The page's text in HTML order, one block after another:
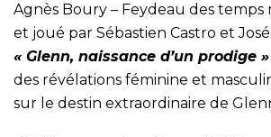
Agnès Boury – Feydeau des temps
et joué par Sébastien Castro et
« Glenn, naissance d’un prodige »
des révélations féminine et
sur le destin extraordinaire de